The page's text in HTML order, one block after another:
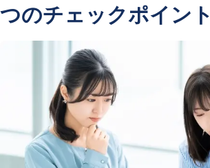
つのチェックポイント